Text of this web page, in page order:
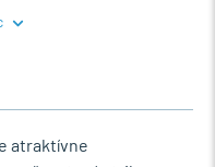
atraktívne